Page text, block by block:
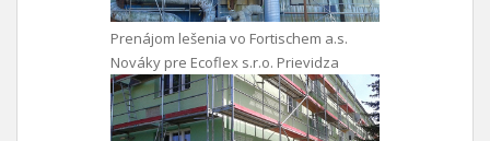
Prenájom lešenia vo Fortischem a.s.
Nováky pre Ecoflex s.r.o. Prievidza